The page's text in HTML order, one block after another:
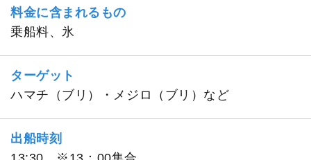
料金に含まれるもの
乗船料、氷
ターゲット
ハマチ（ブリ）・メジロ（ブリ）など
出船時刻